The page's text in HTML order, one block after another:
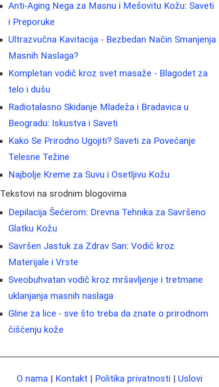
Anti-Aging Nega za Masnu i Mešovitu Kožu: Saveti
i Preporuke
Ultrazvučna Kavitacija - Bezbedan Način Smanjenja
Masnih Naslaga?
Kompletan vodič kroz svet masaže - Blagodet za
telo i dušu
Radiotalasno Skidanje Mladeža i Bradavica u
Beogradu: Iskustva i Saveti
Kako Se Prirodno Ugojiti? Saveti za Povećanje
Telesne Težine
Najbolje Kreme za Suvu i Osetljivu Kožu
Tekstovi na srodnim blogovima
Depilacija Šećerom: Drevna Tehnika za Savršeno
Glatku Kožu
Savršen Jastuk za Zdrav San: Vodič kroz
Materijale i Vrste
Sveobuhvatan vodič kroz mršavljenje i tretmane
uklanjanja masnih naslaga
Gline za lice - sve što treba da znate o prirodnom
čišćenju kože
O nama | Kontakt | Politika privatnosti | Uslovi